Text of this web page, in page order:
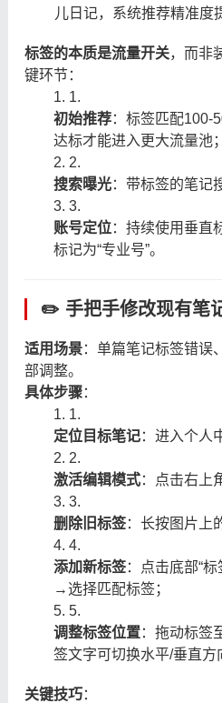
儿日记，系统推荐精准度
标签的本质是流量开关，而非
键环节：
1.
初始推荐：标签匹配100-
达标才能进入更大流量池；
2.
搜索曝光：带标签的笔记
3.
账号定位：持续使用垂直
标记为“专业号”。
✏️ 手把手修改现有笔
适用场景：单篇笔记标签错误
部调整。
具体步骤：
1.
定位目标笔记：进入个人
2.
激活编辑模式：点击右上
3.
删除旧标签：长按图片上
4.
添加新标签：点击底部“
→选择匹配标签；
5.
调整标签位置：拖动标签
签文字可切换水平/垂直方
关键技巧：